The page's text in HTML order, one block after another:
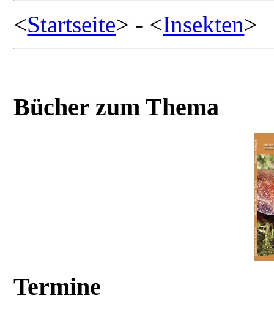
<Startseite> - <Insekten>
Bücher zum Thema
Termine